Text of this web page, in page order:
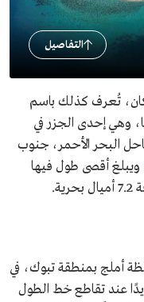
التفاصيل
تُعرف كذلك باسم
وهي إحدى الجزر في
البحر الأحمر، جنوب
ويبلغ أقصى طول فيها
أملج بمنطقة تبوك، في
عند تقاطع خط الطول